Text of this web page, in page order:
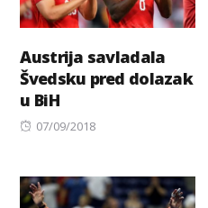
Austrija savladala
Švedsku pred dolazak
u BiH
Posted
07/09/2018